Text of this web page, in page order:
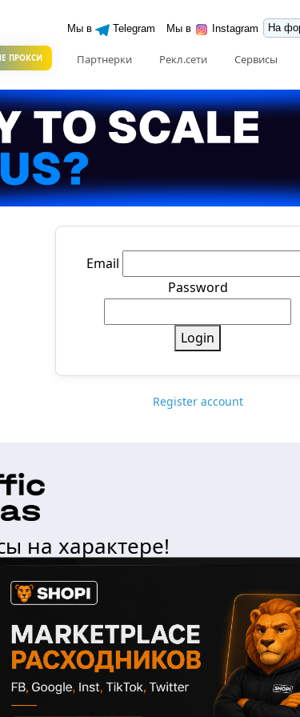
Мы в Telegram Мы в Instagram На
ПРОКСИ Партнерки Рекл.сети Сервисы
Email
Password
Login
Register account
на характере!
Сергей
Связаться
информация на сайте предназначена для